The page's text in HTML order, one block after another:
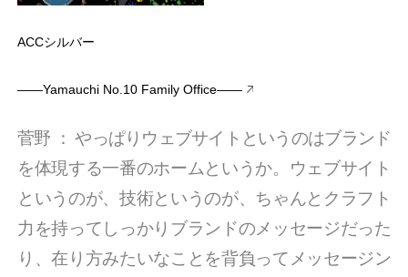
ACCシルバー
――Yamauchi No.10 Family Office――
菅野 ：やっぱりウェブサイトというのはブランド
を体現する一番のホームというか。ウェブサイト
というのが、技術というのが、ちゃんとクラフト
力を持ってしっかりブランドのメッセージだった
り、在り方みたいなことを背負ってメッセージン